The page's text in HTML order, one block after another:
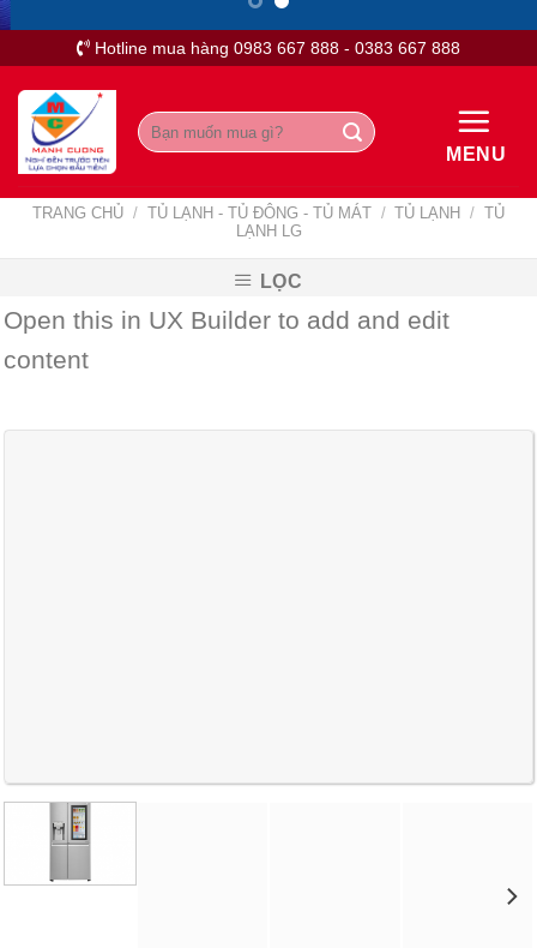
Skip
Hotline mua hàng 0983 667 888 - 0383 667 888
Tìm
kiếm:
MENU
TRANG CHỦ / TỦ LẠNH - TỦ ĐÔNG - TỦ MÁT / TỦ LẠNH / TỦ
LẠNH LG
LỌC
Open this in UX Builder to add and edit
content